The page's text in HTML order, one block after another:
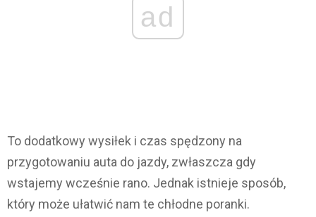
ad
To dodatkowy wysiłek i czas spędzony na
przygotowaniu auta do jazdy, zwłaszcza gdy
wstajemy wcześnie rano. Jednak istnieje sposób,
który może ułatwić nam te chłodne poranki.